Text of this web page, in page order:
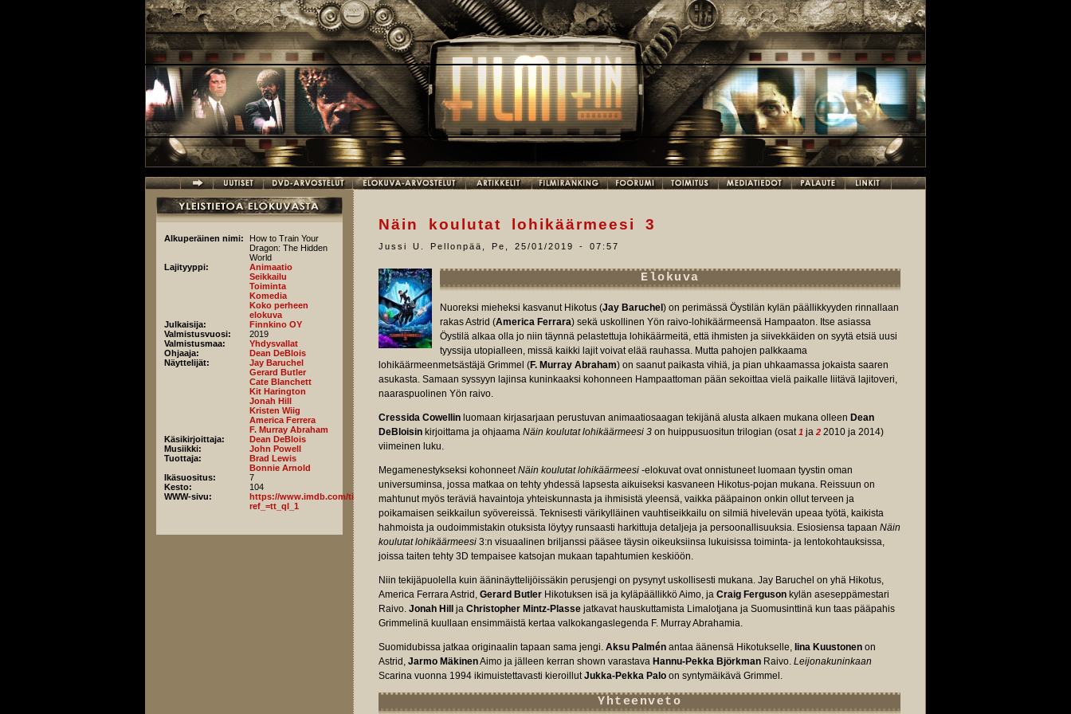
Alkuperäinen nimi:
How to Train Your
Dragon: The Hidden
World
Lajityyppi:
Animaatio
Seikkailu
Toiminta
Komedia
Koko perheen
elokuva
Julkaisija:
Finnkino OY
Valmistusvuosi:
2019
Valmistusmaa:
Yhdysvallat
Ohjaaja:
Dean DeBlois
Näyttelijät:
Jay Baruchel
Gerard Butler
Cate Blanchett
Kit Harington
Jonah Hill
Kristen Wiig
America Ferrera
F. Murray Abraham
Käsikirjoittaja:
Dean DeBlois
Musiikki:
John Powell
Tuottaja:
Brad Lewis
Bonnie Arnold
Ikäsuositus:
7
Kesto:
104
WWW-sivu:
https://www.imdb.com/title/tt2386490/fullcredits?
ref_=tt_ql_1
Näin koulutat lohikäärmeesi 3
Jussi U. Pellonpää Pe, 25/01/2019 - 07:57
Elokuva
Nuoreksi mieheksi kasvanut Hikotus (Jay Baruchel ) on perimässä Öystilän kylän päällikkyyden rinnallaan
rakas Astrid (America Ferrara) sekä uskollinen Yön raivo-lohikäärmeensä Hampaaton. Itse asiassa
Öystilä alkaa olla jo niin täynnä pelastettuja lohikäärmeitä, että ihmisten ja siivekkäiden on syytä etsiä uusi
tyyssija utopialleen, missä kaikki lajit voivat elää rauhassa. Mutta pahojen palkkaama
lohikäärmeenmetsästäjä Grimmel (F. Murray Abraham) on saanut paikasta vihiä, ja pian uhkaamassa jokaista saaren
asukasta. Samaan syssyyn lajinsa kuninkaaksi kohonneen Hampaattoman pään sekoittaa vielä paikalle liitävä lajitoveri,
naaraspuolinen Yön raivo.
Cressida Cowellin luomaan kirjasarjaan perustuvan animaatiosaagan tekijänä alusta alkaen mukana olleen Dean
DeBloisin kirjoittama ja ohjaama Näin koulutat lohikäärmeesi 3 on huippusuositun trilogian (osat1 ja 2 2010 ja 2014)
viimeinen luku.
Megamenestykseksi kohonneetNäin koulutat lohikäärmeesi -elokuvat ovat onnistuneet luomaan tyystin oman
universuminsa, jossa matkaa on tehty yhdessä lapsesta aikuiseksi kasvaneen Hikotus-pojan mukana. Reissuun on
mahtunut myös teräviä havaintoja yhteiskunnasta ja ihmisistä yleensä, vaikka pääpainon onkin ollut terveen ja
poikamaisen seikkailun syövereissä. Teknisesti värikylläinen vauhtiseikkailu on silmiä hivelevän upeaa työtä, kaikista
hahmoista ja oudoimmistakin otuksista löytyy runsaasti harkittuja detaljeja ja persoonallisuuksia. Esiosiensa tapaan Näin
koulutat lohikäärmeesi 3:n visuaalinen briljanssi pääsee täysin oikeuksiinsa lukuisissa toiminta- ja lentokohtauksissa,
joissa taiten tehty 3D tempaisee katsojan mukaan tapahtumien keskiöön.
Niin tekijäpuolella kuin ääninäyttelijöissäkin perusjengi on pysynyt uskollisesti mukana. Jay Baruchel on yhä Hikotus,
America Ferrara Astrid, Gerard Butler Hikotuksen isä ja kyläpäällikkö Aimo, ja Craig Ferguson kylän aseseppämestari
Raivo. Jonah Hill ja Christopher Mintz-Plasse jatkavat hauskuttamista Limalotjana ja Suomusinttinä kun taas pääpahis
Grimmelinä kuullaan ensimmäistä kertaa valkokangaslegenda F. Murray Abrahamia.
Suomidubissa jatkaa originaalin tapaan sama jengi. Aksu Palmén antaa äänensä Hikotukselle, Iina Kuustonen on
Astrid, Jarmo MäkinenAimo ja jälleen kerran shown varastava Hannu-Pekka Björkman Raivo. Leijonakuninkaan
Scarina vuonna 1994 ikimuistettavasti kieroillutJukka-Pekka Palo on syntymäikävä Grimmel.
Yhteenveto